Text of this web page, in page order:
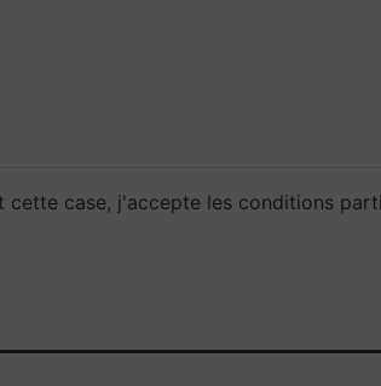
cette case, j'accepte les conditions